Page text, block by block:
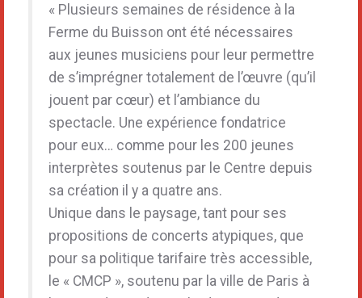
« Plusieurs semaines de résidence à la
Ferme du Buisson ont été nécessaires
aux jeunes musiciens pour leur permettre
de s’imprégner totalement de l’œuvre (qu’il
jouent par cœur) et l’ambiance du
spectacle. Une expérience fondatrice
pour eux… comme pour les 200 jeunes
interprètes soutenus par le Centre depuis
sa création il y a quatre ans.
Unique dans le paysage, tant pour ses
propositions de concerts atypiques, que
pour sa politique tarifaire très accessible,
le « CMCP », soutenu par la ville de Paris à